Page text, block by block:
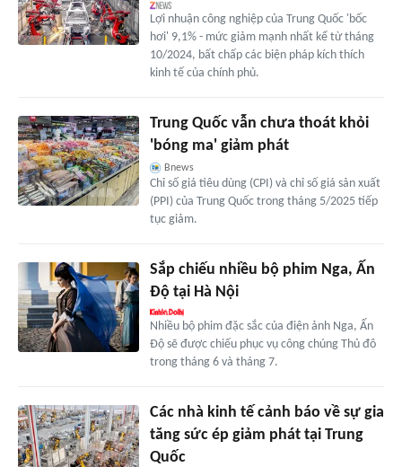
Lợi nhuận công nghiệp của Trung Quốc 'bốc
hơi' 9,1% - mức giảm mạnh nhất kể từ tháng
10/2024, bất chấp các biện pháp kích thích
kinh tế của chính phủ.
Trung Quốc vẫn chưa thoát khỏi
'bóng ma' giảm phát
Bnews
Chỉ số giá tiêu dùng (CPI) và chỉ số giá sản xuất
(PPI) của Trung Quốc trong tháng 5/2025 tiếp
tục giảm.
Sắp chiếu nhiều bộ phim Nga, Ấn
Độ tại Hà Nội
Nhiều bộ phim đặc sắc của điện ảnh Nga, Ấn
Độ sẽ được chiếu phục vụ công chúng Thủ đô
trong tháng 6 và tháng 7.
Các nhà kinh tế cảnh báo về sự gia
tăng sức ép giảm phát tại Trung
Quốc